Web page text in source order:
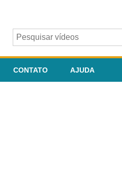
CONTATO AJUDA